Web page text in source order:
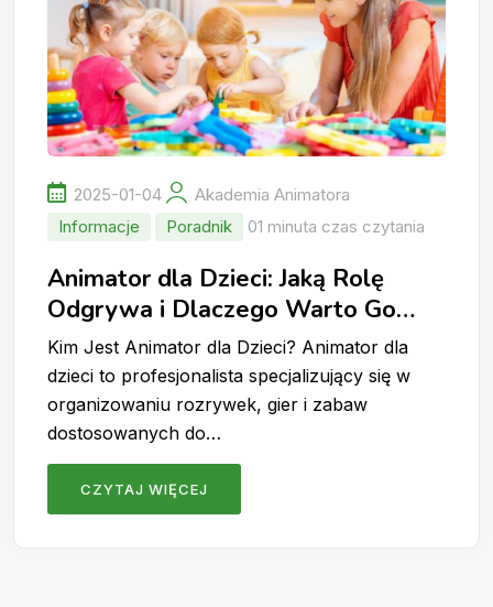
2025-01-04
Akademia Animatora
Informacje
Poradnik 01 minuta czas czytania
Animator dla Dzieci: Jaką Rolę
Odgrywa i Dlaczego Warto Go
Wynająć?
Kim Jest Animator dla Dzieci? Animator dla
dzieci to profesjonalista specjalizujący się w
organizowaniu rozrywek, gier i zabaw
dostosowanych do…
CZYTAJ WIĘCEJ